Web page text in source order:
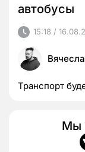
автобусы
15:18 /
Транспорт
Мы